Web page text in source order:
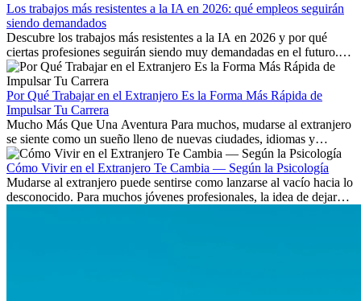
Los trabajos más resistentes a la IA en 2026: qué empleos seguirán
siendo demandados
Descubre los trabajos más resistentes a la IA en 2026 y por qué
ciertas profesiones seguirán siendo muy demandadas en el futuro.
Aprende qué habilidades serán clave y qué oportunidades laborales
existen a nivel internacional.
Por Qué Trabajar en el Extranjero Es la Forma Más Rápida de
Impulsar Tu Carrera
Mucho Más Que Una Aventura Para muchos, mudarse al extranjero
se siente como un sueño lleno de nuevas ciudades, idiomas y
culturas. Pero más allá de la...
Cómo Vivir en el Extranjero Te Cambia — Según la Psicología
Mudarse al extranjero puede sentirse como lanzarse al vacío hacia lo
desconocido. Para muchos jóvenes profesionales, la idea de dejar